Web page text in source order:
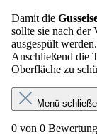
Damit die
sollte sie nach der
ausgespült
Anschließend die
Oberfläche zu
Menü
0 von 0